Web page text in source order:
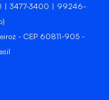
| 3477-3400 | 99246-
- CEP 60811-905 -